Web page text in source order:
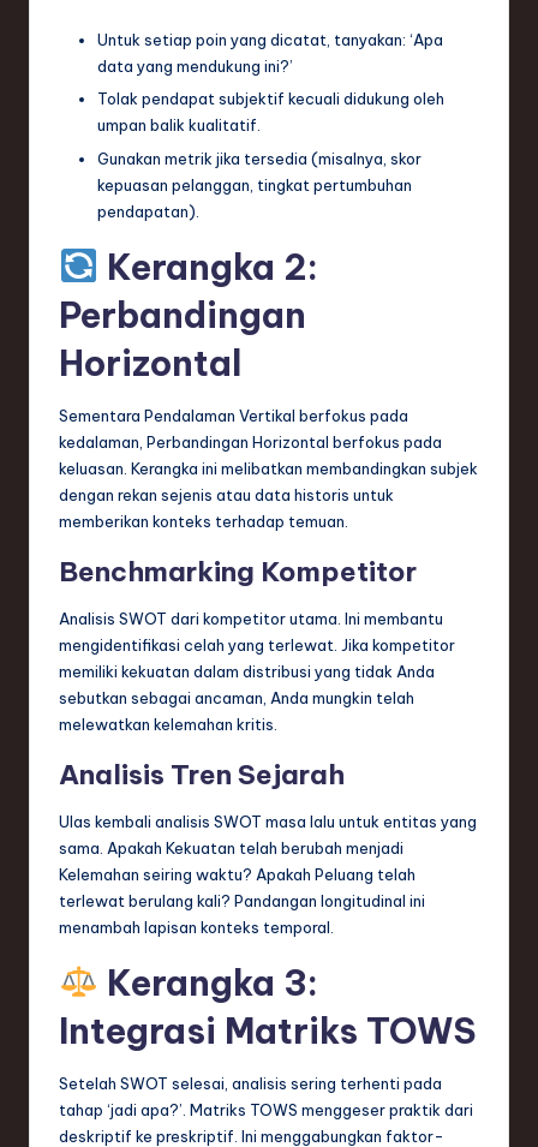
Untuk setiap poin yang dicatat, tanyakan: ‘Apa
data yang mendukung ini?’
Tolak pendapat subjektif kecuali didukung oleh
umpan balik kualitatif.
Gunakan metrik jika tersedia (misalnya, skor
kepuasan pelanggan, tingkat pertumbuhan
pendapatan).
Kerangka 2:
Perbandingan
Horizontal
Sementara Pendalaman Vertikal berfokus pada
kedalaman, Perbandingan Horizontal berfokus pada
keluasan. Kerangka ini melibatkan membandingkan subjek
dengan rekan sejenis atau data historis untuk
memberikan konteks terhadap temuan.
Benchmarking Kompetitor
Analisis SWOT dari kompetitor utama. Ini membantu
mengidentifikasi celah yang terlewat. Jika kompetitor
memiliki kekuatan dalam distribusi yang tidak Anda
sebutkan sebagai ancaman, Anda mungkin telah
melewatkan kelemahan kritis.
Analisis Tren Sejarah
Ulas kembali analisis SWOT masa lalu untuk entitas yang
sama. Apakah Kekuatan telah berubah menjadi
Kelemahan seiring waktu? Apakah Peluang telah
terlewat berulang kali? Pandangan longitudinal ini
menambah lapisan konteks temporal.
Kerangka 3:
Integrasi Matriks TOWS
Setelah SWOT selesai, analisis sering terhenti pada
tahap ‘jadi apa?’. Matriks TOWS menggeser praktik dari
deskriptif ke preskriptif. Ini menggabungkan faktor-